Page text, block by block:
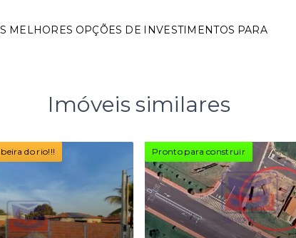
MELHORES OPÇÕES DE INVESTIMENTOS PARA
Imóveis similares
do rio!!! Pronto para construir